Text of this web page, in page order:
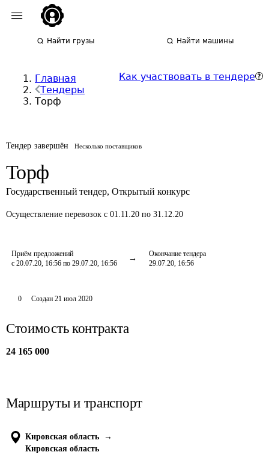
Найти грузы Найти машины
Главная
Тендеры
Торф
Как участвовать в тендере
Тендер завершён Несколько поставщиков
Торф
Государственный тендер, Открытый конкурс
Осуществление перевозок с 01.11.20 по 31.12.20
Приём предложений
с 20.07.20, 16:56 по 29.07.20, 16:56
Окончание тендера
29.07.20, 16:56
0 Создан 21 июл 2020
Стоимость контракта
24 165 000
Маршруты и транспорт
Кировская область
→
Кировская область